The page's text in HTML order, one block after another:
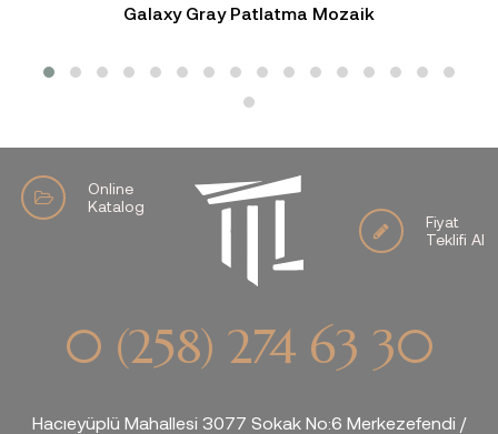
Galaxy Gray Patlatma Mozaik
Online
Katalog
Fiyat
Teklifi Al
0 (258) 274 63 30
Hacıeyüplü Mahallesi 3077 Sokak No:6 Merkezefendi /